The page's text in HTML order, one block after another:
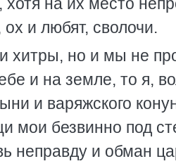
и любят, сволочи.
хитры, но и мы не
и на земле, то я,
и варяжского
мои безвинно под
неправду и обман